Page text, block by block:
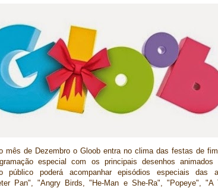
mês de Dezembro o Gloob entra no clima das festas de
especial com os principais desenhos animados
público poderá acompanhar episódios especiais das
Pan", "Angry Birds, "He-Man e She-Ra", "Popeye", "A